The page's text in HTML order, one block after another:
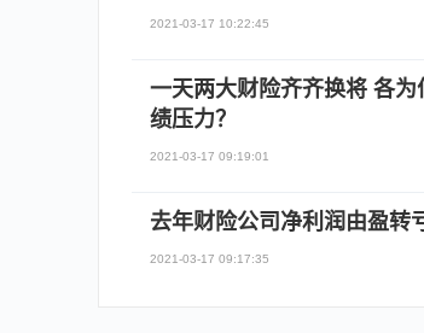
2021-03-17 10:22:45
一天两大财险齐齐换将 各
绩压力？
2021-03-17 09:19:01
去年财险公司净利润由盈转
2021-03-17 09:17:35